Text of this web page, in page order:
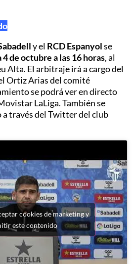
y el RCD Espanyolse
de octubre a las 16 horas, al
Alta. El arbitraje irá a cargo del
Ortiz Arias del comité
se podrá ver en directo
LaLiga. También se
través del Twitter del club
cookies de marketing y
este contenido